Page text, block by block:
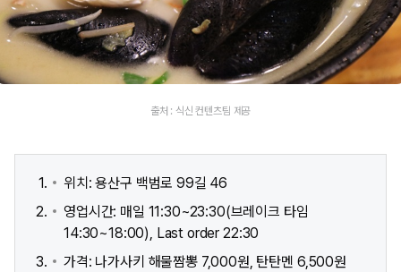
출처 : 식신 컨텐츠팀 제공
위치: 용산구 백범로 99길 46
영업시간: 매일 11:30~23:30(브레이크 타임
14:30~18:00), Last order 22:30
가격: 나가사키 해물짬뽕 7,000원, 탄탄멘 6,500원